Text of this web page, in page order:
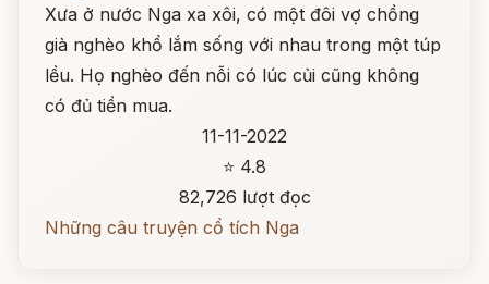
Xưa ở nước Nga xa xôi, có một đôi vợ chồng
già nghèo khổ lắm sống với nhau trong một túp
lều. Họ nghèo đến nỗi có lúc củi cũng không
có đủ tiền mua.
11-11-2022
⭐ 4.8
82,726 lượt đọc
Những câu truyện cổ tích Nga